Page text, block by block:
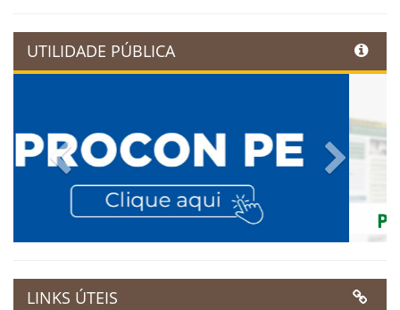
UTILIDADE PÚBLICA
Previous Next
LINKS ÚTEIS